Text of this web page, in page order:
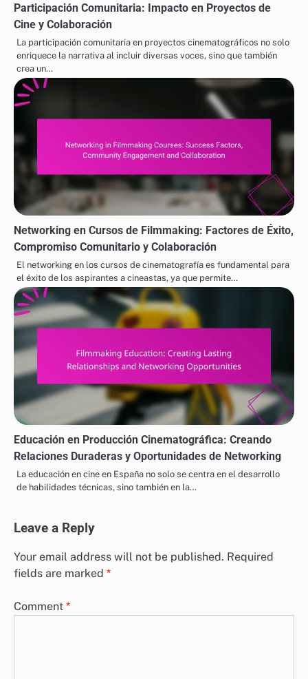
Participación Comunitaria: Impacto en Proyectos de
Cine y Colaboración
La participación comunitaria en proyectos cinematográficos no solo
enriquece la narrativa al incluir diversas voces, sino que también
crea un…
Networking en Cursos de Filmmaking: Factores de Éxito,
Compromiso Comunitario y Colaboración
El networking en los cursos de cinematografía es fundamental para
el éxito de los aspirantes a cineastas, ya que permite…
Educación en Producción Cinematográfica: Creando
Relaciones Duraderas y Oportunidades de Networking
La educación en cine en España no solo se centra en el desarrollo
de habilidades técnicas, sino también en la…
Leave a Reply
Your email address will not be published. Required
fields are marked *
Comment *